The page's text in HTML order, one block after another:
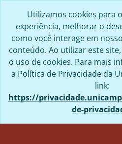
Utilizamos cookies para
experiência, melhorar o
como você interage em
conteúdo. Ao utilizar este
o uso de cookies. Para mais
a Política de Privacidade da
link:
https://
de-